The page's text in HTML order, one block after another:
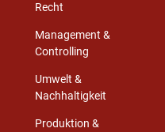
Recht
Management &
Controlling
Umwelt &
Nachhaltigkeit
Produktion &